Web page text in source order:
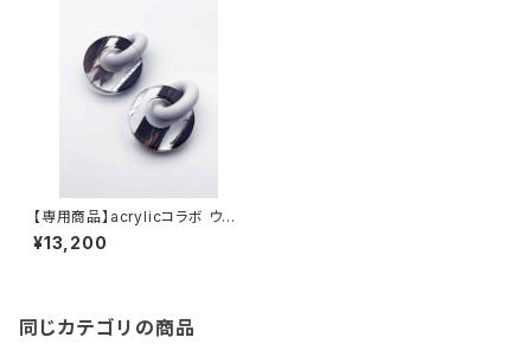
【専用商品】acrylicコラボ ウッ
ドシリーズ（クリア系）
¥13,200
同じカテゴリの商品